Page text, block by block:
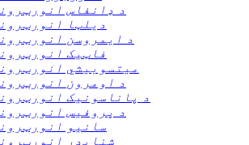
د ډانفاس
دیلټا
د ایمروسن
فاټیک
میتسوبیشي
د اومرون
د پاناسونیک
د پروفیس
سانیو
شنایډر